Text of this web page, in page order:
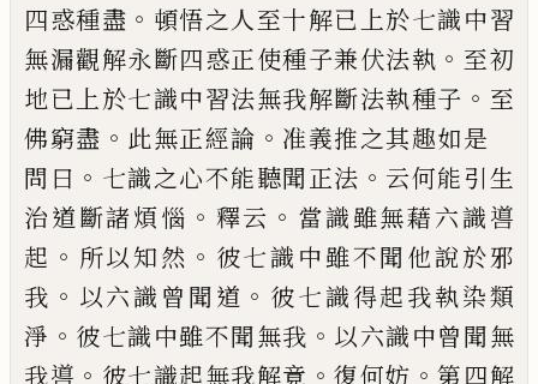
四惑種盡 。 頓悟之人至十解已上於七識中習
無漏觀解永斷四惑正使種子兼伏法執 。 至初
地已上於七識中習法無我解斷法執種子 。 至
佛窮盡 。 此無正經論 。 准義推之其趣如是
問曰 。 七識之心不能聽聞正法 。 云何能引生
治道斷諸煩惱 。 釋云 。 當識雖無藉六識噵
起 。 所以知然 。 彼七識中雖不聞他說於邪
我 。 以六識曾聞道 。 彼七識得起我執染類
淨 。 彼七識中雖不聞無我 。 以六識中曾聞無
我噵 。 彼七識起無我解竟 。復何妨 。第四解